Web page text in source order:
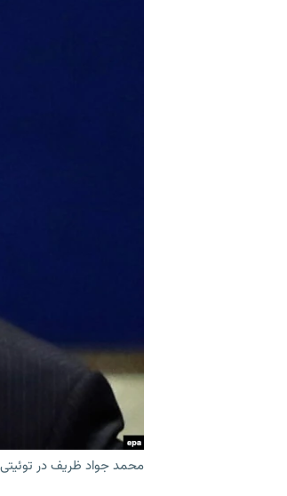
محمد جواد ظریف در توئیتی